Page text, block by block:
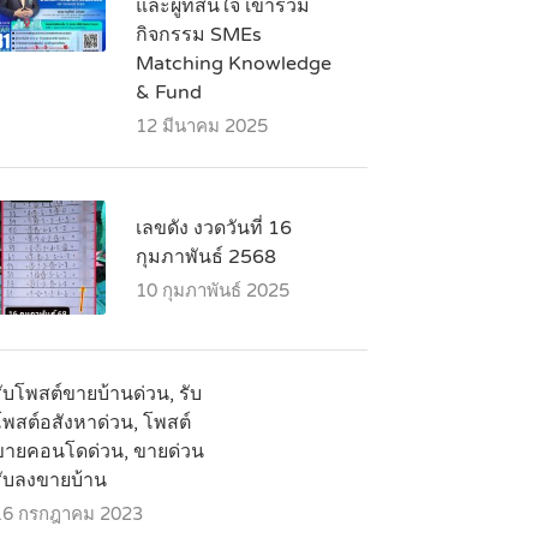
และผู้ที่สนใจ เข้าร่วม
กิจกรรม SMEs
Matching Knowledge
& Fund
12 มีนาคม 2025
เลขดัง งวดวันที่ 16
กุมภาพันธ์ 2568
10 กุมภาพันธ์ 2025
โพสต์ขายบ้านด่วน, รับ
สต์อสังหาด่วน, โพสต์
ยคอนโดด่วน, ขายด่วน
ลงขายบ้าน
กรกฎาคม 2023